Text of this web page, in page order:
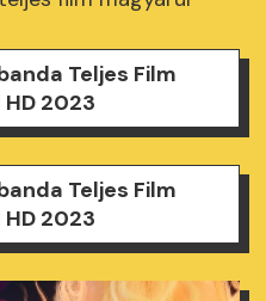
Teljes Film
2023
Teljes Film
2023